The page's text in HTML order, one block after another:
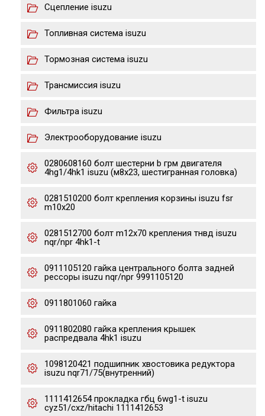
Сцепление isuzu
Топливная система isuzu
Тормозная система isuzu
Трансмиссия isuzu
Фильтра isuzu
Электрооборудование isuzu
0280608160 болт шестерни b грм двигателя
4hg1/4hk1 isuzu (м8х23, шестигранная головка)
0281510200 болт крепления корзины isuzu fsr
m10x20
0281512700 болт m12x70 крепления тнвд isuzu
nqr/npr 4hk1-t
0911105120 гайка центрального болта задней
рессоры isuzu nqr/npr 9991105120
0911801060 гайка
0911802080 гайка крепления крышек
распредвала 4hk1 isuzu
1098120421 подшипник хвостовика редуктора
isuzu nqr71/75(внутренний)
1111412654 прокладка гбц 6wg1-t isuzu
cyz51/cxz/hitachi 1111412653